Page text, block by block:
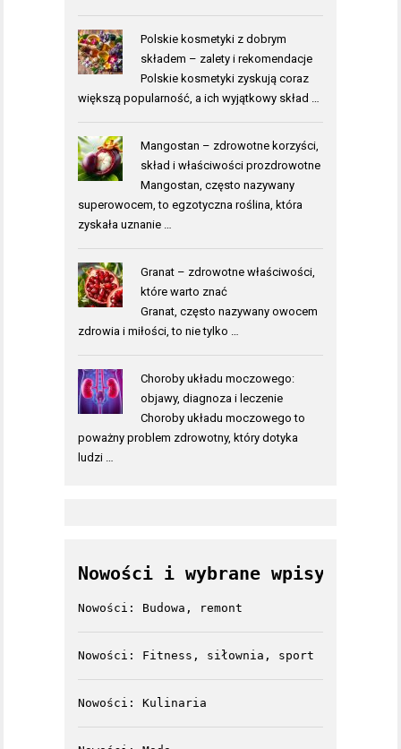
Polskie kosmetyki z dobrym
składem – zalety i rekomendacje
Polskie kosmetyki zyskują coraz
większą popularność, a ich wyjątkowy skład …
Mangostan – zdrowotne korzyści,
skład i właściwości prozdrowotne
Mangostan, często nazywany
superowocem, to egzotyczna roślina, która
zyskała uznanie …
Granat – zdrowotne właściwości,
które warto znać
Granat, często nazywany owocem
zdrowia i miłości, to nie tylko …
Choroby układu moczowego:
objawy, diagnoza i leczenie
Choroby układu moczowego to
poważny problem zdrowotny, który dotyka
ludzi …
Nowości i wybrane wpisy
Nowości: Budowa, remont
Nowości: Fitness, siłownia, sport
Nowości: Kulinaria